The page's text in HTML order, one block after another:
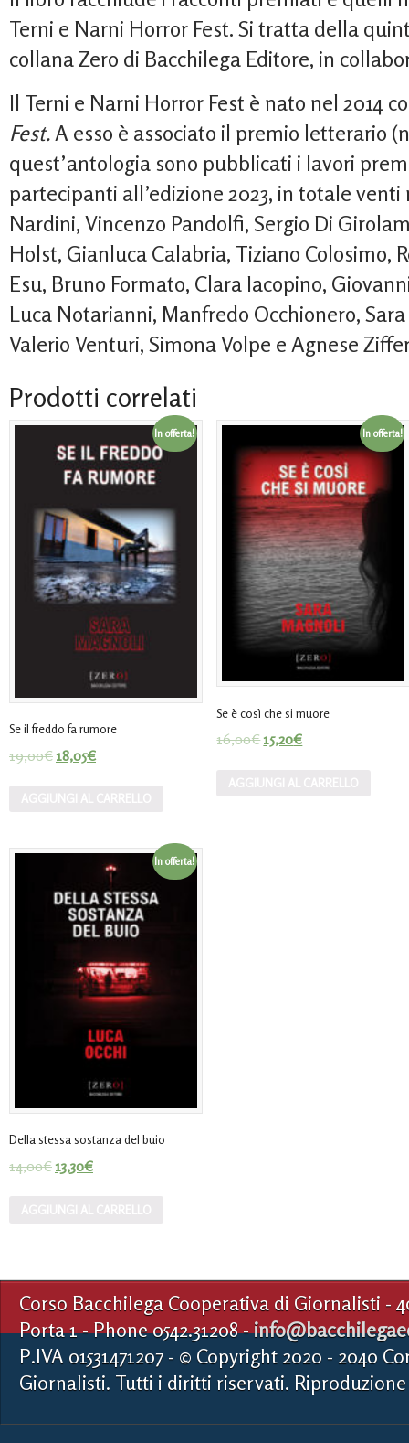
Terni e Narni Horror Fest. Si tratta della
collana Zero di Bacchilega Editore, in
Il Terni e Narni Horror Fest è nato nel 2014
Fest. A esso è associato il premio letterario
quest’antologia sono pubblicati i lavori
partecipanti all’edizione 2023, in totale
Nardini, Vincenzo Pandolfi, Sergio Di
Holst, Gianluca Calabria, Tiziano Colosimo,
Esu, Bruno Formato, Clara Iacopino,
Luca Notarianni, Manfredo Occhionero,
Valerio Venturi, Simona Volpe e Agnese
Prodotti correlati
In offerta!
Se il freddo fa rumore
19,00€18,05€
In offerta!
Se è così che si muore
16,00€15,20€
In offerta!
Della stessa sostanza del buio
14,00€13,30€
Corso Bacchilega Cooperativa di Giornalisti -
Porta 1 - Phone 0542.31208 -
P.IVA 01531471207 - © Copyright 2020 - 2040
Giornalisti. Tutti i diritti riservati.